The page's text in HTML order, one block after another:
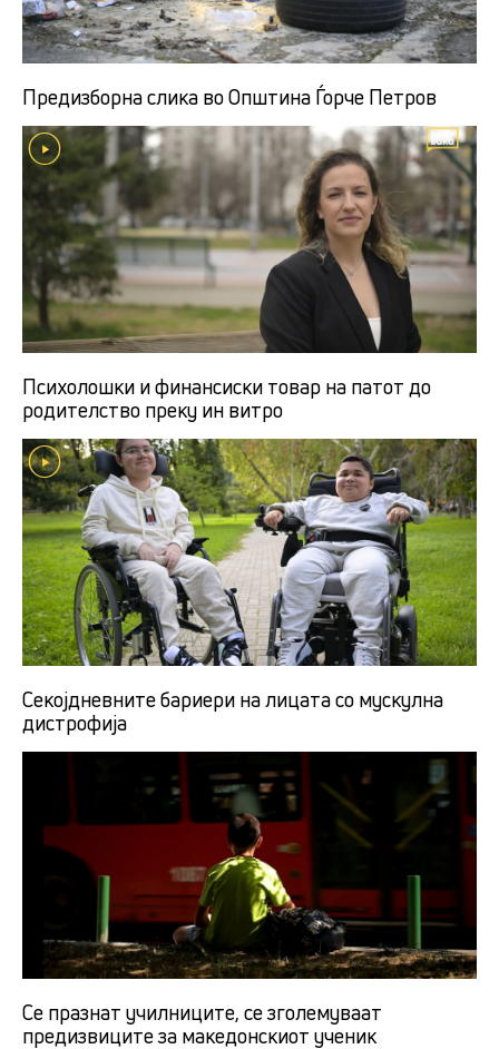
Предизборна слика во Општина Ѓорче Петров
Психолошки и финансиски товар на патот до
родителство преку ин витро
Секојдневните бариери на лицата со мускулна
дистрофија
Се празнат училниците, се зголемуваат
предизвиците за македонскиот ученик